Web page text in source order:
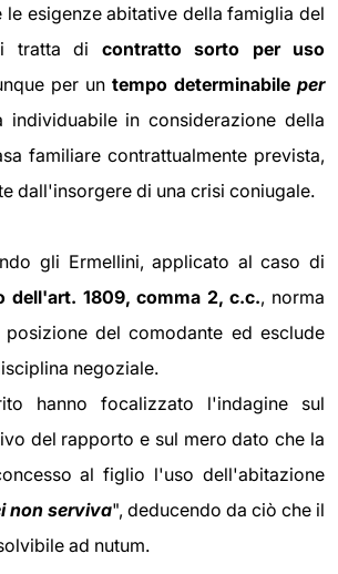
le esigenze abitative della famiglia del
tratta di contratto sorto per uso
per un tempo determinabile per
individuabile in considerazione della
familiare contrattualmente prevista,
dall'insorgere di una crisi coniugale.
gli Ermellini, applicato al caso di
dell'art. 1809, comma 2, c.c., norma
del comodante ed esclude
negoziale.
hanno focalizzato l'indagine sul
del rapporto e sul mero dato che la
al figlio l'uso dell'abitazione
non serviva", deducendo da ciò che il
ad nutum.